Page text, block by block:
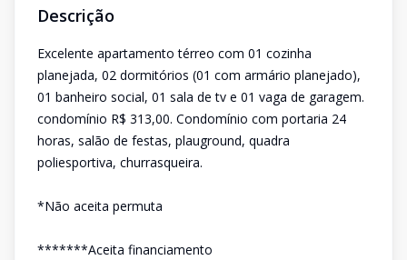
Descrição
Excelente apartamento térreo com 01 cozinha
planejada, 02 dormitórios (01 com armário planejado),
01 banheiro social, 01 sala de tv e 01 vaga de garagem.
condomínio R$ 313,00. Condomínio com portaria 24
horas, salão de festas, plauground, quadra
poliesportiva, churrasqueira.
*Não aceita permuta
*******Aceita financiamento